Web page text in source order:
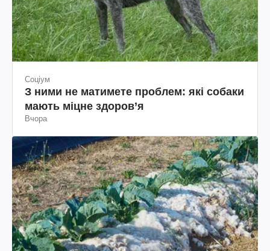
Соціум
З ними не матимете проблем: які собаки
мають міцне здоров’я
Вчора